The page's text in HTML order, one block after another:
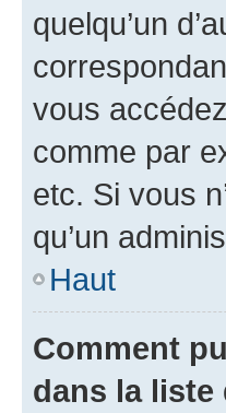
quelqu’un
vous
comme par
etc. Si vous
qu’un
Haut
Comment
dans la liste